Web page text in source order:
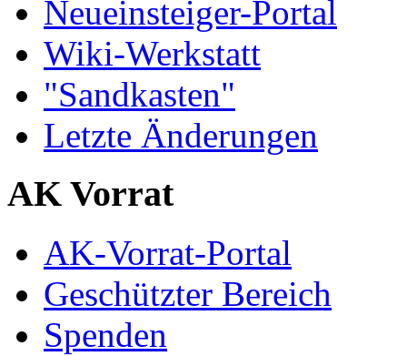
Neueinsteiger-Portal
Wiki-Werkstatt
"Sandkasten"
Letzte Änderungen
AK Vorrat
AK-Vorrat-Portal
Geschützter Bereich
Spenden